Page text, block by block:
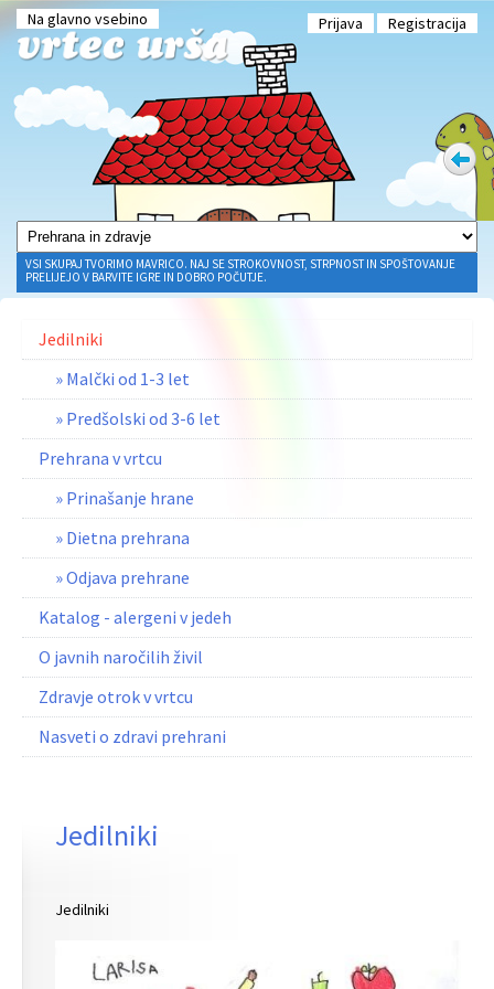
Na glavno vsebino Prijava Registracija
VSI SKUPAJ TVORIMO MAVRICO. NAJ SE STROKOVNOST, STRPNOST IN SPOŠTOVANJE
PRELIJEJO V BARVITE IGRE IN DOBRO POČUTJE.
Jedilniki
» Malčki od 1-3 let
» Predšolski od 3-6 let
Prehrana v vrtcu
» Prinašanje hrane
» Dietna prehrana
» Odjava prehrane
Katalog - alergeni v jedeh
O javnih naročilih živil
Zdravje otrok v vrtcu
Nasveti o zdravi prehrani
Jedilniki
Jedilniki